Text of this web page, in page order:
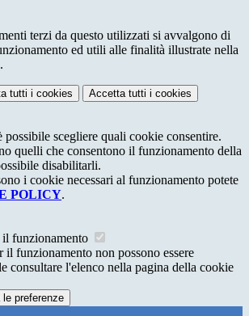
terzi da questo utilizzati si avvalgono di
ed utili alle finalità illustrate nella
.
tutti i cookies Accetta tutti i cookies
possibile scegliere quali cookie consentire.
quelli che consentono il funzionamento della
disabilitarli.
i cookie necessari al funzionamento potete
POLICY.
il funzionamento
il funzionamento non possono essere
consultare l'elenco nella pagina della cookie
le preferenze